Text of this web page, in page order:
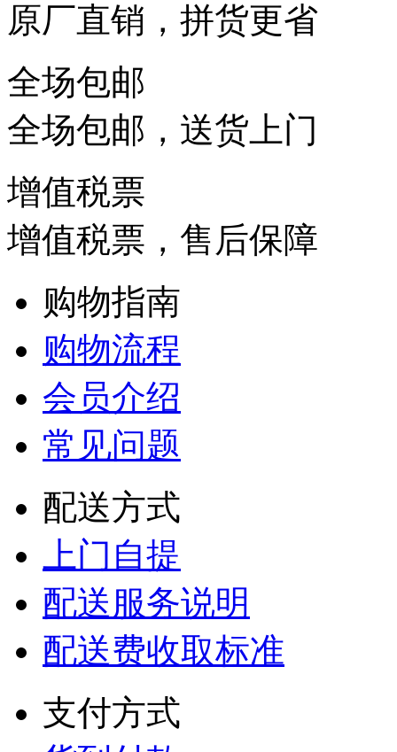
原厂直销，拼货更省
全场包邮
全场包邮，送货上门
增值税票
增值税票，售后保障
购物指南
购物流程
会员介绍
常见问题
配送方式
上门自提
配送服务说明
配送费收取标准
支付方式